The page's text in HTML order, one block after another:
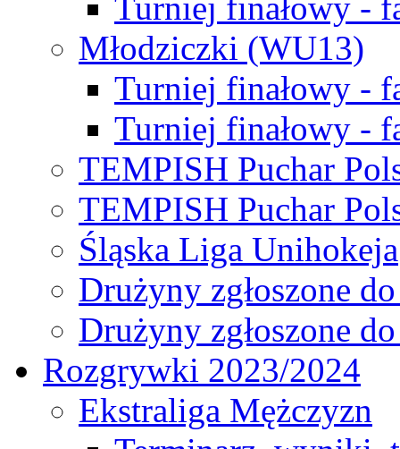
Młodziczki (WU13)
Turniej finałowy -
Turniej finałowy -
TEMPISH Puchar
TEMPISH Puchar
Śląska Liga Unihokeja
Drużyny zgłoszone
Drużyny zgłoszone
Rozgrywki 2023/2024
Ekstraliga Mężczyzn